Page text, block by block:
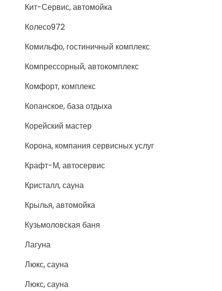
Кит-Сервис, автомойка
Колесо972
Комильфо, гостиничный комплекс
Компрессорный, автокомплекс
Комфорт, комплекс
Копанское, база отдыха
Корейский мастер
Корона, компания сервисных услуг
Крафт-М, автосервис
Кристалл, сауна
Крылья, автомойка
Кузьмоловская баня
Лагуна
Люкс, сауна
Люкс, сауна